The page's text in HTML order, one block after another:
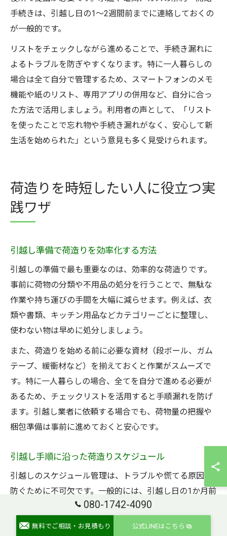
手続きは、引越し日の1〜2週間前までに連絡しておくの
が一般的です。
リストをチェックしながら進めることで、手続き漏れに
よるトラブルを防ぎやすくなります。特に一人暮らしの
場合は全て自分で管理するため、スマートフォンのメモ
機能や紙のリスト、専用アプリの併用など、自分に合っ
た方法で活用しましょう。利用者の声として、「リスト
を使ったことで忘れ物や手続き漏れがなく、安心して新
生活を始められた」という意見も多く見受けられます。
荷造りを時短したい人に役立つ実
践ワザ
引越し準備で荷造りを効率化する方法
引越しの準備で最も重要なのは、効率的な荷造りです。
事前に荷物の分類や不用品の処分を行うことで、無駄な
作業や持ち運びの手間を大幅に減らせます。例えば、衣
類や書類、キッチン用品などカテゴリーごとに整理し、
使わない物は早めに処分しましょう。
また、荷造りを始める前に必要な資材（段ボール、ガム
テープ、緩衝材など）を揃えておくと作業がスムーズで
す。特に一人暮らしの場合、全てを自分で進める必要が
あるため、チェックリストを活用すると手順漏れを防げ
ます。引越し業者に依頼する場合でも、荷物量の把握や
梱包準備は事前に進めておくと安心です。
引越し手順に沿った荷造りスケジュール
引越しのスケジュール管理は、トラブルや慌てる原因を
防ぐために不可欠です。一般的には、引越し日の1か月前
から準備を始めるのが理想的です。まずは新居や引越し
業者の契約、役所への転出届など必要な手続きからスタ
080-1742-4090
無料でご相談・お見積もり 公式LINEはこちら